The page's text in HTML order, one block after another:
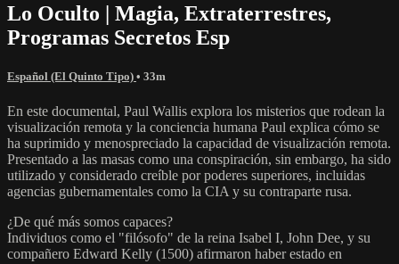
Lo Oculto | Magia, Extraterrestres,
Programas Secretos Esp
Español (El Quinto Tipo) • 33m
En este documental, Paul Wallis explora los misterios que rodean la
visualización remota y la conciencia humana Paul explica cómo se
ha suprimido y menospreciado la capacidad de visualización remota.
Presentado a las masas como una conspiración, sin embargo, ha sido
utilizado y considerado creíble por poderes superiores, incluidas
agencias gubernamentales como la CIA y su contraparte rusa.
¿De qué más somos capaces?
Individuos como el "filósofo" de la reina Isabel I, John Dee, y su
compañero Edward Kelly (1500) afirmaron haber estado en